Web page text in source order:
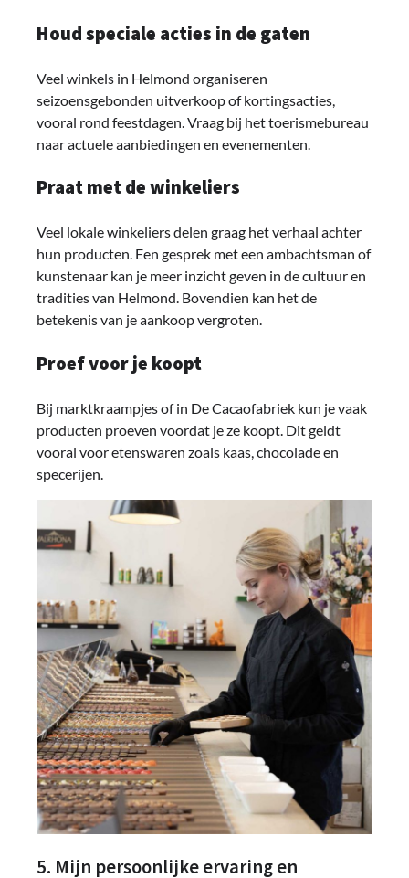
Houd speciale acties in de gaten
Veel winkels in Helmond organiseren
seizoensgebonden uitverkoop of kortingsacties,
vooral rond feestdagen. Vraag bij het toerismebureau
naar actuele aanbiedingen en evenementen.
Praat met de winkeliers
Veel lokale winkeliers delen graag het verhaal achter
hun producten. Een gesprek met een ambachtsman of
kunstenaar kan je meer inzicht geven in de cultuur en
tradities van Helmond. Bovendien kan het de
betekenis van je aankoop vergroten.
Proef voor je koopt
Bij marktkraampjes of in De Cacaofabriek kun je vaak
producten proeven voordat je ze koopt. Dit geldt
vooral voor etenswaren zoals kaas, chocolade en
specerijen.
5. Mijn persoonlijke ervaring en